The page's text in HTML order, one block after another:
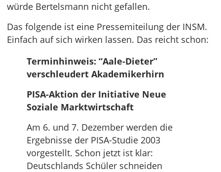
würde Bertelsmann nicht gefallen.
Das folgende ist eine Pressemiteilung der INSM.
Einfach auf sich wirken lassen. Das reicht schon:
Terminhinweis: “Aale-Dieter”
verschleudert Akademikerhirn
PISA-Aktion der Initiative Neue
Soziale Marktwirtschaft
Am 6. und 7. Dezember werden die
Ergebnisse der PISA-Studie 2003
vorgestellt. Schon jetzt ist klar:
Deutschlands Schüler schneiden